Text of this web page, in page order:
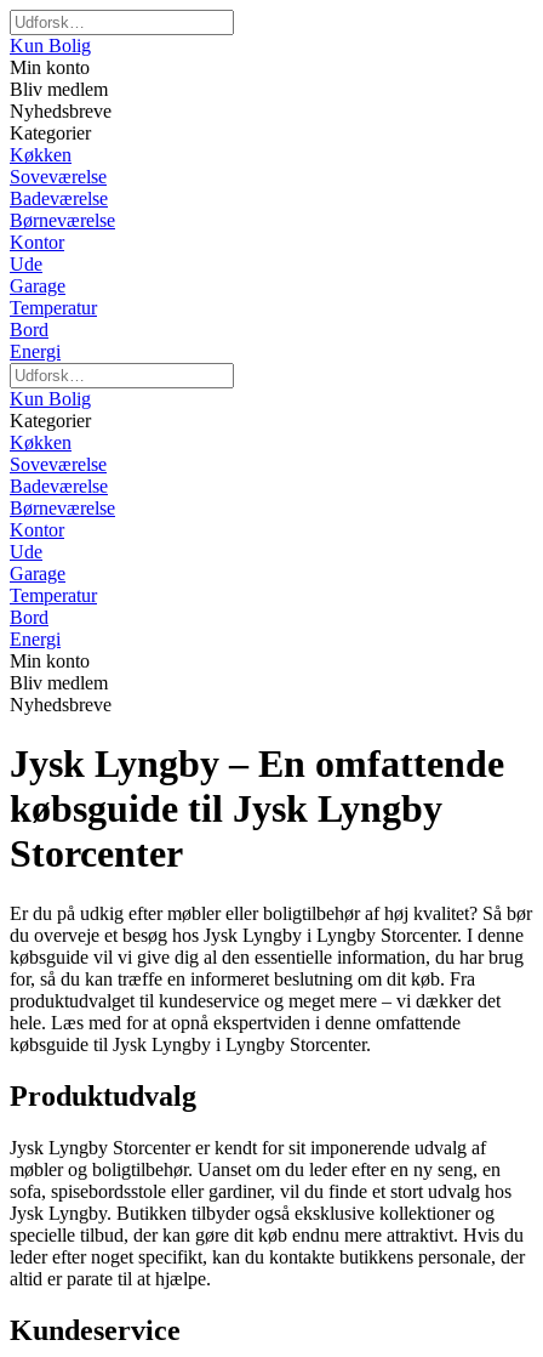
Kun Bolig
Min konto
Bliv medlem
Nyhedsbreve
Kategorier
Køkken
Soveværelse
Badeværelse
Børneværelse
Kontor
Ude
Garage
Temperatur
Bord
Energi
Kun Bolig
Kategorier
Køkken
Soveværelse
Badeværelse
Børneværelse
Kontor
Ude
Garage
Temperatur
Bord
Energi
Min konto
Bliv medlem
Nyhedsbreve
Jysk Lyngby – En omfattende
købsguide til Jysk Lyngby
Storcenter
Er du på udkig efter møbler eller boligtilbehør af høj kvalitet? Så bør
du overveje et besøg hos Jysk Lyngby i Lyngby Storcenter. I denne
købsguide vil vi give dig al den essentielle information, du har brug
for, så du kan træffe en informeret beslutning om dit køb. Fra
produktudvalget til kundeservice og meget mere – vi dækker det
hele. Læs med for at opnå ekspertviden i denne omfattende
købsguide til Jysk Lyngby i Lyngby Storcenter.
Produktudvalg
Jysk Lyngby Storcenter er kendt for sit imponerende udvalg af
møbler og boligtilbehør. Uanset om du leder efter en ny seng, en
sofa, spisebordsstole eller gardiner, vil du finde et stort udvalg hos
Jysk Lyngby. Butikken tilbyder også eksklusive kollektioner og
specielle tilbud, der kan gøre dit køb endnu mere attraktivt. Hvis du
leder efter noget specifikt, kan du kontakte butikkens personale, der
altid er parate til at hjælpe.
Kundeservice